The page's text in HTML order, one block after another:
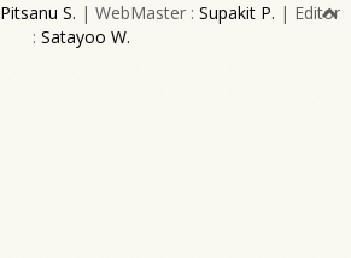
Pitsanu S. | WebMaster : Supakit P. | Editor
: Satayoo W.